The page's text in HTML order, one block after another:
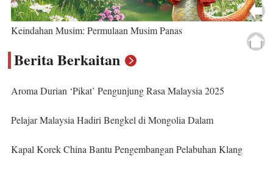
Keindahan Musim: Permulaan Musim Panas
Berita Berkaitan
Aroma Durian ‘Pikat’ Pengunjung Rasa Malaysia 2025
Pelajar Malaysia Hadiri Bengkel di Mongolia Dalam
Kapal Korek China Bantu Pengembangan Pelabuhan Klang